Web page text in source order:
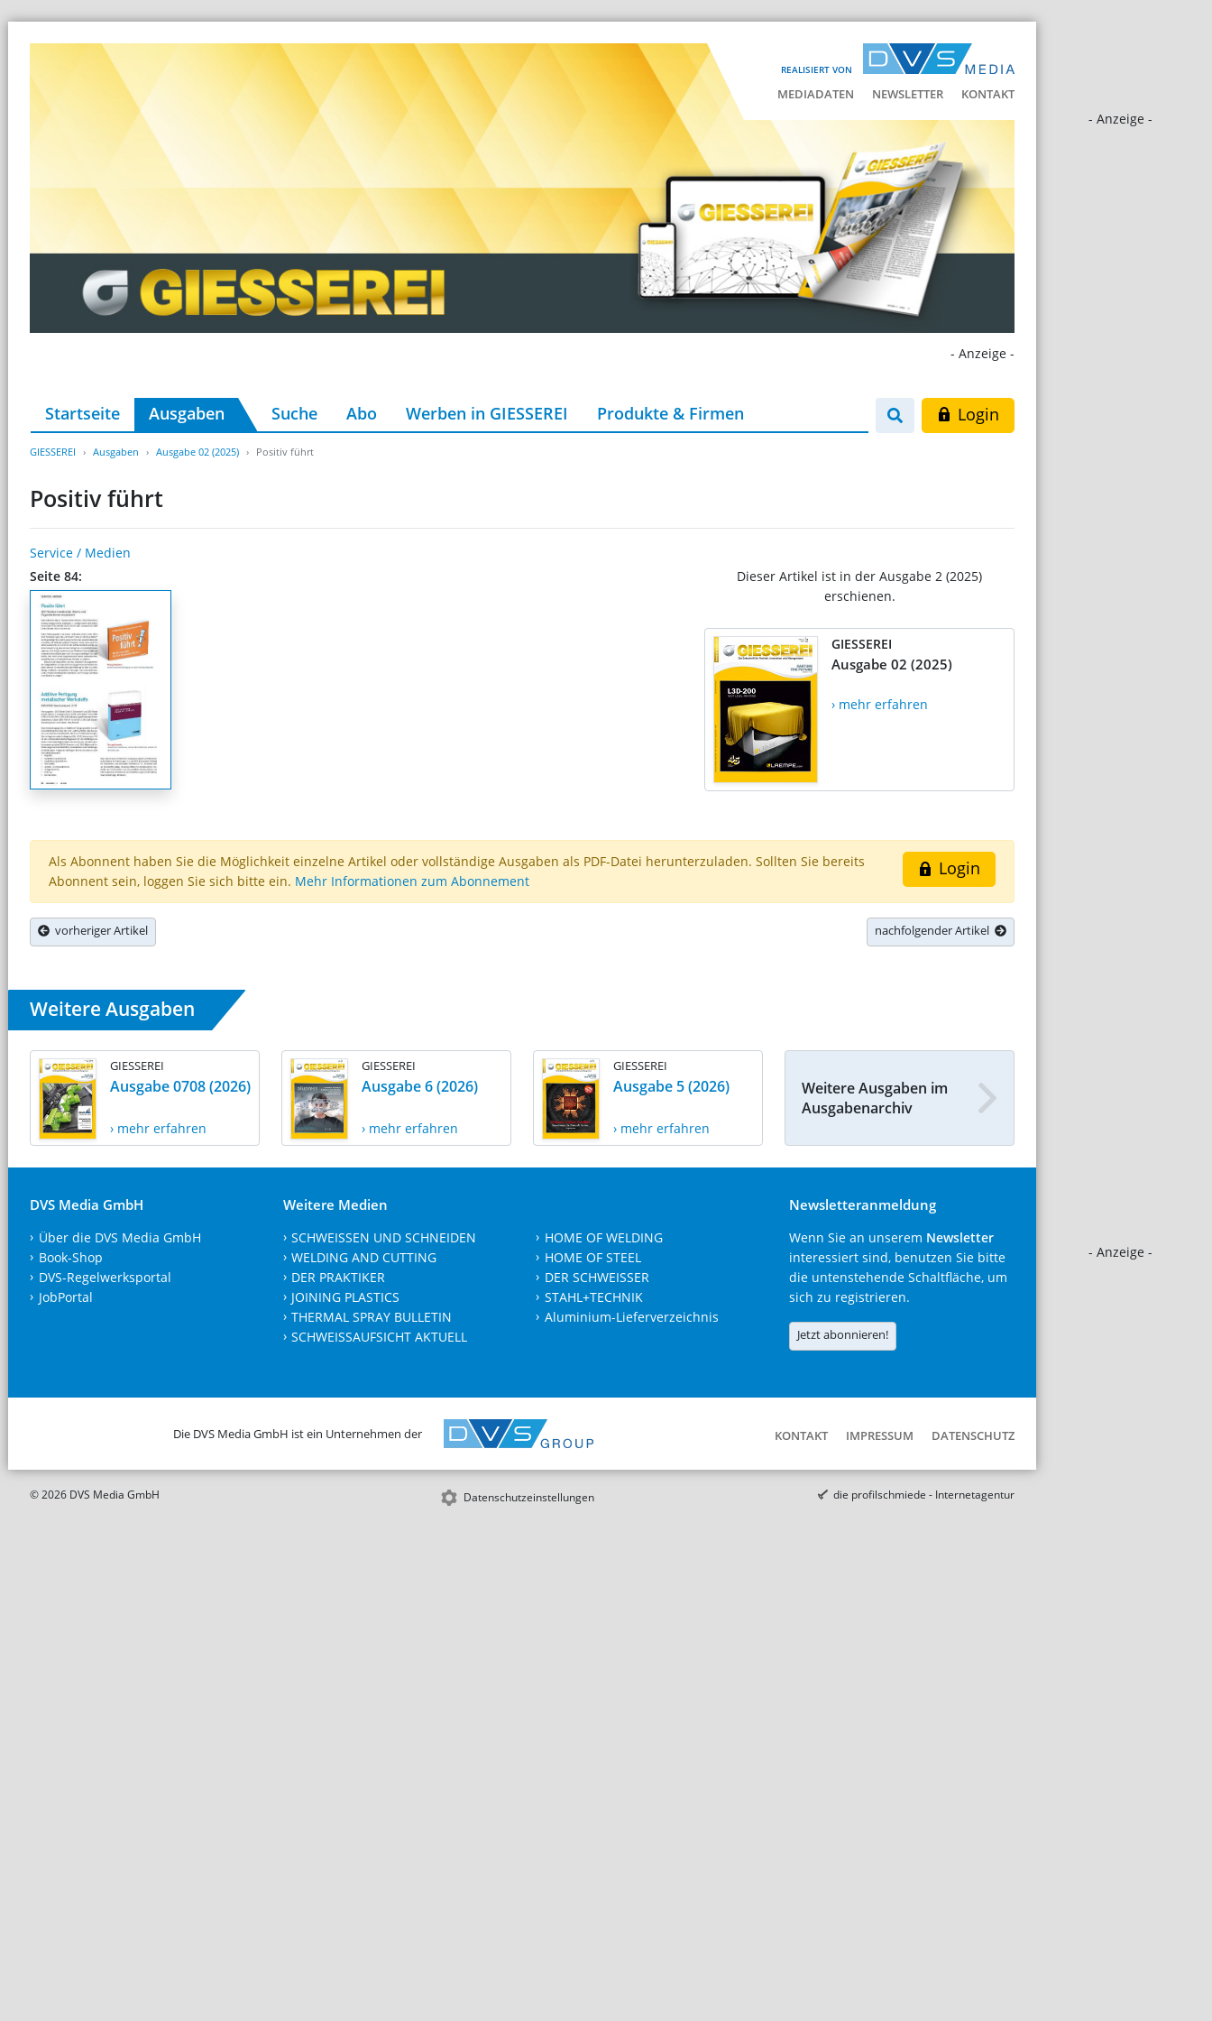
REALISIERT VON
MEDIADATEN NEWSLETTER KONTAKT
- Anzeige -
- Anzeige -
- Anzeige -
Startseite Ausgaben Suche Abo Werben in GIESSEREI Produkte & Firmen Login
GIESSEREI Ausgaben Ausgabe 02 (2025) Positiv führt
Positiv führt
Service / Medien
Seite 84:
Dieser Artikel ist in der Ausgabe 2 (2025)
erschienen.
GIESSEREI
Ausgabe 02 (2025)
› mehr erfahren
Login
Als Abonnent haben Sie die Möglichkeit einzelne Artikel oder vollständige Ausgaben als PDF-Datei herunterzuladen. Sollten Sie bereits
Abonnent sein, loggen Sie sich bitte ein. Mehr Informationen zum Abonnement
vorheriger Artikel nachfolgender Artikel
Weitere Ausgaben
GIESSEREI
Ausgabe 0708 (2026)
› mehr erfahren
GIESSEREI
Ausgabe 6 (2026)
› mehr erfahren
GIESSEREI
Ausgabe 5 (2026)
› mehr erfahren
Weitere Ausgaben im
Ausgabenarchiv
DVS Media GmbH
Über die DVS Media GmbH
Book-Shop
DVS-Regelwerksportal
JobPortal
Weitere Medien
SCHWEISSEN UND SCHNEIDEN
WELDING AND CUTTING
DER PRAKTIKER
JOINING PLASTICS
THERMAL SPRAY BULLETIN
SCHWEISSAUFSICHT AKTUELL
HOME OF WELDING
HOME OF STEEL
DER SCHWEISSER
STAHL+TECHNIK
Aluminium-Lieferverzeichnis
Newsletteranmeldung
Wenn Sie an unserem Newsletter
interessiert sind, benutzen Sie bitte
die untenstehende Schaltfläche, um
sich zu registrieren.
Jetzt abonnieren!
Die DVS Media GmbH ist ein Unternehmen der KONTAKT IMPRESSUM DATENSCHUTZ
© 2026 DVS Media GmbH Datenschutzeinstellungen die profilschmiede - Internetagentur